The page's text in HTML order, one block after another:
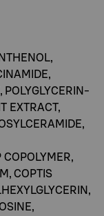
POLYGLYCERIN-
EXTRACT,
COPTIS